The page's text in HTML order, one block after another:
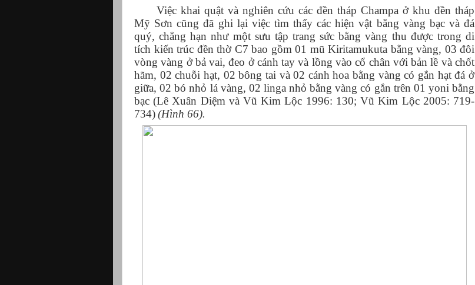
Việc khai quật và nghiên cứu các đền tháp Champa ở khu đền tháp
Mỹ Sơn cũng đã ghi lại việc tìm thấy các hiện vật bằng vàng bạc và đá
quý, chẳng hạn như một sưu tập trang sức bằng vàng thu được trong di
tích kiến trúc đền thờ C7 bao gồm 01 mũ Kiritamukuta bằng vàng, 03 đôi
vòng vàng ở bả vai, đeo ở cánh tay và lồng vào cổ chân với bản lề và chốt
hãm, 02 chuỗi hạt, 02 bông tai và 02 cánh hoa bằng vàng có gắn hạt đá ở
giữa, 02 bó nhỏ lá vàng, 02 linga nhỏ bằng vàng có gắn trên 01 yoni bằng
bạc (Lê Xuân Diệm và Vũ Kim Lộc 1996: 130; Vũ Kim Lộc 2005: 719-
734)(Hình 66).